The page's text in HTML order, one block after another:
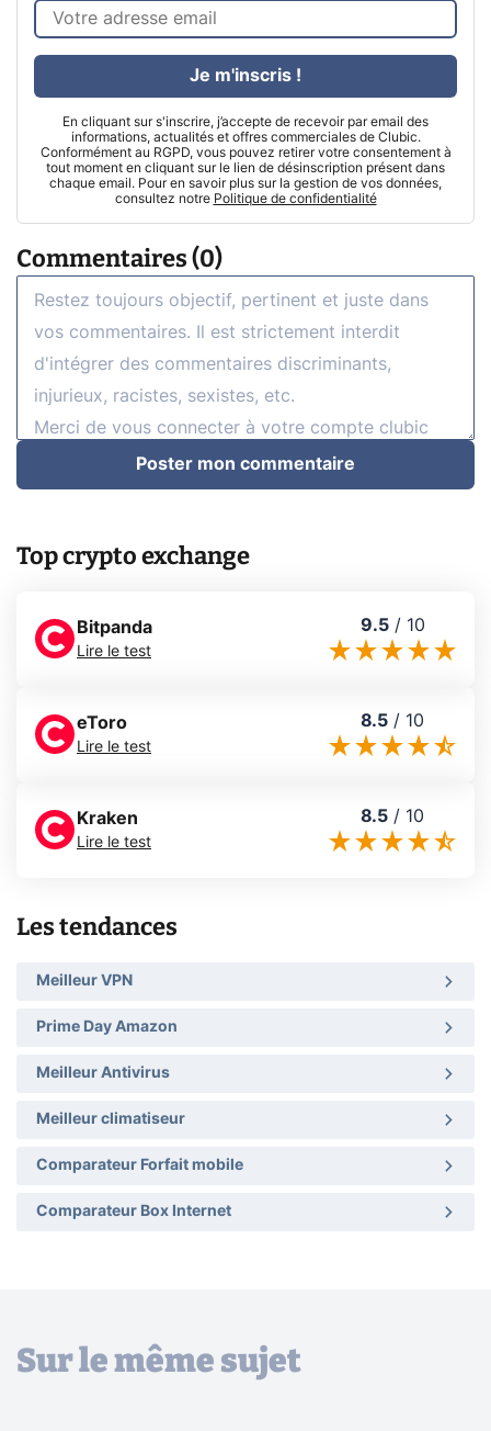
En cliquant sur s'inscrire, j’accepte de recevoir par email des
informations, actualités et offres commerciales de Clubic.
Conformément au RGPD, vous pouvez retirer votre consentement à
tout moment en cliquant sur le lien de désinscription présent dans
chaque email. Pour en savoir plus sur la gestion de vos données,
consultez notre Politique de confidentialité
Je m'inscris !
Commentaires (0)
Poster mon commentaire
Top crypto exchange
Bitpanda
Lire le test
9.5/ 10
eToro
Lire le test
8.5 / 10
Kraken
Lire le test
8.5 / 10
Les tendances
Meilleur VPN
Prime Day Amazon
Meilleur Antivirus
Meilleur climatiseur
Comparateur Forfait mobile
Comparateur Box Internet
Sur le même sujet